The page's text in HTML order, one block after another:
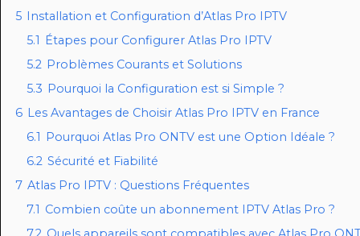
5 Installation et Configuration d’Atlas Pro IPTV
5.1 Étapes pour Configurer Atlas Pro IPTV
5.2 Problèmes Courants et Solutions
5.3 Pourquoi la Configuration est si Simple ?
6 Les Avantages de Choisir Atlas Pro IPTV en France
6.1 Pourquoi Atlas Pro ONTV est une Option Idéale ?
6.2 Sécurité et Fiabilité
7 Atlas Pro IPTV : Questions Fréquentes
7.1 Combien coûte un abonnement IPTV Atlas Pro ?